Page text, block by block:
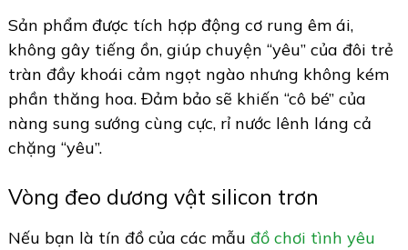
Sản phẩm được tích hợp động cơ rung êm ái,
không gây tiếng ồn, giúp chuyện “yêu” của đôi trẻ
tràn đầy khoái cảm ngọt ngào nhưng không kém
phần thăng hoa. Đảm bảo sẽ khiến “cô bé” của
nàng sung sướng cùng cực, rỉ nước lênh láng cả
chặng “yêu”.
Vòng đeo dương vật silicon trơn
Nếu bạn là tín đồ của các mẫu đồ chơi tình yêu